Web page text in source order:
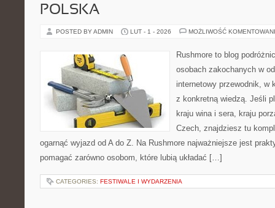
POLSKA
POSTED BY ADMIN LUT - 1 - 2026 MOŻLIWOŚĆ
Rushmore to blog
osobach zakochanych w
internetowy przewodnik, w
z konkretną wiedzą. Jeśli
kraju wina i sera, kraju
Czech, znajdziesz tu
ogarnąć wyjazd od A do Z. Na Rushmore najważniejsze jest
pomagać zarówno osobom, które lubią układać […]
CATEGORIES: FESTIWALE I WYDARZENIA